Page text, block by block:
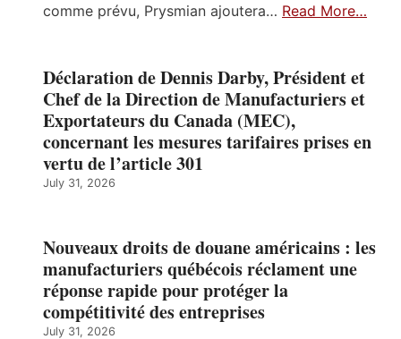
comme prévu, Prysmian ajoutera… Read More…
Déclaration de Dennis Darby, Président et
Chef de la Direction de Manufacturiers et
Exportateurs du Canada (MEC),
concernant les mesures tarifaires prises en
vertu de l’article 301
July 31, 2026
Nouveaux droits de douane américains : les
manufacturiers québécois réclament une
réponse rapide pour protéger la
compétitivité des entreprises
July 31, 2026